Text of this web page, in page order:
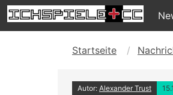
Startseite
Autor: Alexander Trust